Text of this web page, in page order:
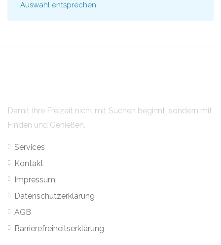
Auswahl entsprechen.
Damit Ihre Freizeit nicht mit Suchen beginnt, sondern mit
Finden und Genießen.
Services
Kontakt
Impressum
Datenschutzerklärung
AGB
Barrierefreiheitserklärung